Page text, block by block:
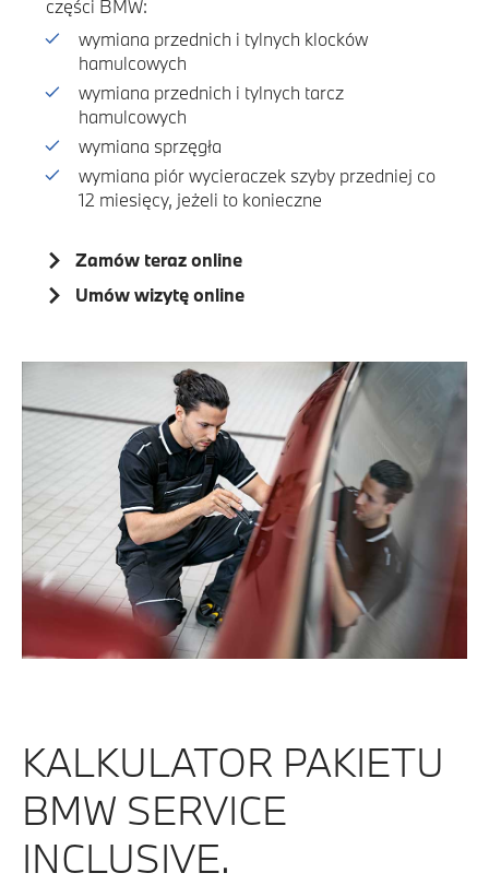
części BMW:
wymiana przednich i tylnych klocków
hamulcowych
wymiana przednich i tylnych tarcz
hamulcowych
wymiana sprzęgła
wymiana piór wycieraczek szyby przedniej co
12 miesięcy, jeżeli to konieczne
Zamów teraz online
Umów wizytę online
KALKULATOR PAKIETU
BMW SERVICE
INCLUSIVE.